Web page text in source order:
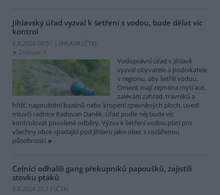
Jihlavský úřad vyzval k šetření s vodou, bude dělat víc
kontrol
6.8.2026 00:51 | JIHLAVA (ČTK)
Diskuse: 1
Vodoprávní úřad v Jihlavě
vyzval obyvatele a podnikatele
v regionu, aby šetřili vodou.
Omezit mají zejména mytí aut,
zalévání zahrad, trávníků a
hřišť, napouštění bazénů nebo kropení zpevněných ploch, uvedl
mluvčí radnice Radovan Daněk. Úřad podle něj bude víc
kontrolovat povolené odběry. Výzva k šetření vodou platí pro
všechny obce spadající pod Jihlavu jako obec s rozšířenou
působností.
Celníci odhalili gang překupníků papoušků, zajistili
stovku ptáků
5.8.2026 20:13 (ČTK)